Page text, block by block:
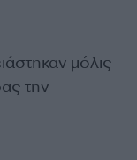
μόλις
την